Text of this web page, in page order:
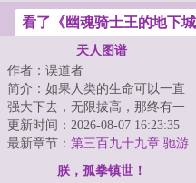
看了《幽魂骑士王的地下
天人图谱
作者：误道者
简介：如果人类的生命可以一直
强大下去，无限拔高，那终有一
日能与天相接！...
更新时间：2026-08-07 16:23:35
最新章节： 第三百九十九章 驰游
朕，孤拳镇世！